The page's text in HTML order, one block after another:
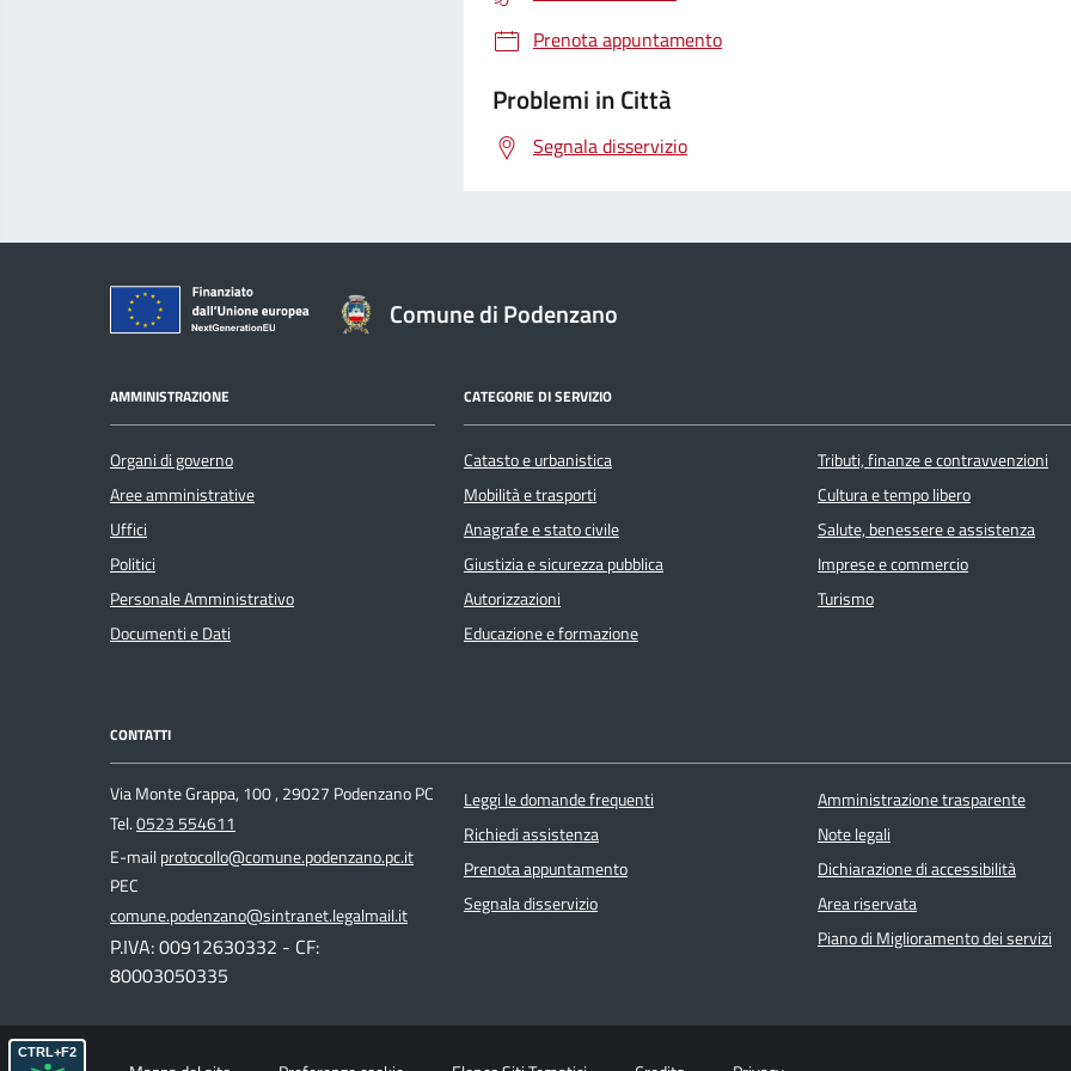
CTRL+F2
Prenota appuntamento
Problemi in Città
Segnala disservizio
Comune di Podenzano
AMMINISTRAZIONE
Organi di governo
Aree amministrative
Uffici
Politici
Personale Amministrativo
Documenti e Dati
CATEGORIE DI SERVIZIO
Catasto e urbanistica
Mobilità e trasporti
Anagrafe e stato civile
Giustizia e sicurezza pubblica
Autorizzazioni
Educazione e formazione
Tributi, finanze e contravvenzioni
Cultura e tempo libero
Salute, benessere e assistenza
Imprese e commercio
Turismo
CONTATTI
Via Monte Grappa, 100 , 29027 Podenzano PC
Tel.0523 554611
E-mailprotocollo@comune.podenzano.pc.it
PEC
comune.podenzano@sintranet.legalmail.it
P.IVA: 00912630332 - CF:
80003050335
Leggi le domande frequenti
Richiedi assistenza
Prenota appuntamento
Segnala disservizio
Amministrazione trasparente
Note legali
Dichiarazione di accessibilità
Area riservata
Piano di Miglioramento dei servizi